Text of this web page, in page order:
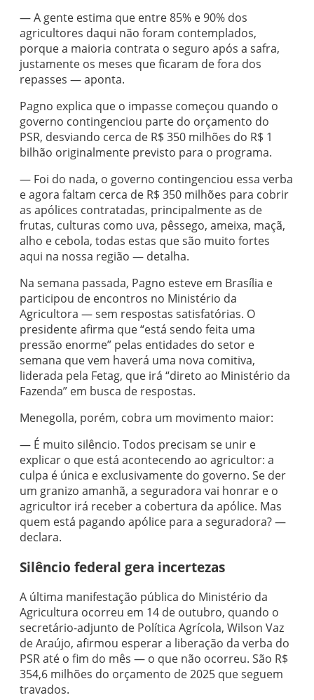
— A gente estima que entre 85% e 90% dos
agricultores daqui não foram contemplados,
porque a maioria contrata o seguro após a safra,
justamente os meses que ficaram de fora dos
repasses — aponta.
Pagno explica que o impasse começou quando o
governo contingenciou parte do orçamento do
PSR, desviando cerca de R$ 350 milhões do R$ 1
bilhão originalmente previsto para o programa.
— Foi do nada, o governo contingenciou essa verba
e agora faltam cerca de R$ 350 milhões para cobrir
as apólices contratadas, principalmente as de
frutas, culturas como uva, pêssego, ameixa, maçã,
alho e cebola, todas estas que são muito fortes
aqui na nossa região — detalha.
Na semana passada, Pagno esteve em Brasília e
participou de encontros no Ministério da
Agricultora — sem respostas satisfatórias. O
presidente afirma que “está sendo feita uma
pressão enorme” pelas entidades do setor e
semana que vem haverá uma nova comitiva,
liderada pela Fetag, que irá “direto ao Ministério da
Fazenda” em busca de respostas.
Menegolla, porém, cobra um movimento maior:
— É muito silêncio. Todos precisam se unir e
explicar o que está acontecendo ao agricultor: a
culpa é única e exclusivamente do governo. Se der
um granizo amanhã, a seguradora vai honrar e o
agricultor irá receber a cobertura da apólice. Mas
quem está pagando apólice para a seguradora? —
declara.
Silêncio federal gera incertezas
A última manifestação pública do Ministério da
Agricultura ocorreu em 14 de outubro, quando o
secretário-adjunto de Política Agrícola, Wilson Vaz
de Araújo, afirmou esperar a liberação da verba do
PSR até o fim do mês — o que não ocorreu. São R$
354,6 milhões do orçamento de 2025 que seguem
travados.